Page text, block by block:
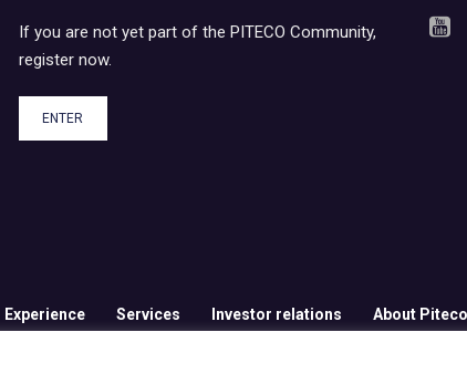
If you are not yet part of the PITECO Community,
register now.
ENTER
Experience Services Investor relations About Piteco